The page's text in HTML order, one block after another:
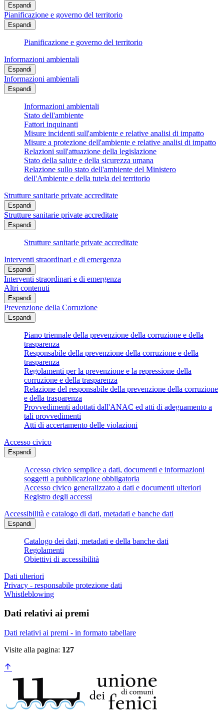
Espandi
Pianificazione e governo del territorio
Espandi
Pianificazione e governo del territorio
Informazioni ambientali
Espandi
Informazioni ambientali
Espandi
Informazioni ambientali
Stato dell'ambiente
Fattori inquinanti
Misure incidenti sull'ambiente e relative analisi di impatto
Misure a protezione dell'ambiente e relative analisi di impatto
Relazioni sull'attuazione della legislazione
Stato della salute e della sicurezza umana
Relazione sullo stato dell'ambiente del Ministero
dell'Ambiente e della tutela del territorio
Strutture sanitarie private accreditate
Espandi
Strutture sanitarie private accreditate
Espandi
Strutture sanitarie private accreditate
Interventi straordinari e di emergenza
Espandi
Interventi straordinari e di emergenza
Altri contenuti
Espandi
Prevenzione della Corruzione
Espandi
Piano triennale della prevenzione della corruzione e della
trasparenza
Responsabile della prevenzione della corruzione e della
trasparenza
Regolamenti per la prevenzione e la repressione della
corruzione e della trasparenza
Relazione del responsabile della prevenzione della corruzione
e della trasparenza
Provvedimenti adottati dall'ANAC ed atti di adeguamento a
tali provvedimenti
Atti di accertamento delle violazioni
Accesso civico
Espandi
Accesso civico semplice a dati, documenti e informazioni
soggetti a pubblicazione obbligatoria
Accesso civico generalizzato a dati e documenti ulteriori
Registro degli accessi
Accessibilità e catalogo di dati, metadati e banche dati
Espandi
Catalogo dei dati, metadati e della banche dati
Regolamenti
Obiettivi di accessibilità
Dati ulteriori
Privacy - responsabile protezione dati
Whistleblowing
Dati relativi ai premi
Dati relativi ai premi - in formato tabellare
Visite alla pagina: 127